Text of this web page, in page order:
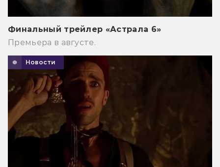
Финальный трейлер «Астрала 6»
Премьера в августе.
Новости